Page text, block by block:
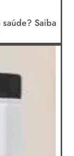
Saiba